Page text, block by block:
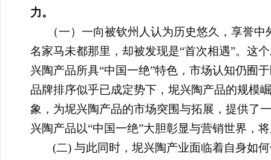
力。
（一）一向被钦州人认为历史悠久，享誉中
名家马未都那里，却被发现是“首次相遇”。这
兴陶产品所具“中国一绝”特色，市场认知仍囿
品牌排序似乎已成定势下，坭兴陶产品的规模
象，为坭兴陶产品的市场突围与拓展，提供了
兴陶产品以“中国一绝”大胆彰显与营销世界，
(二) 与此同时，坭兴陶产业面临着自身如